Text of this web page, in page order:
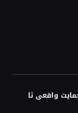
واقعی تا